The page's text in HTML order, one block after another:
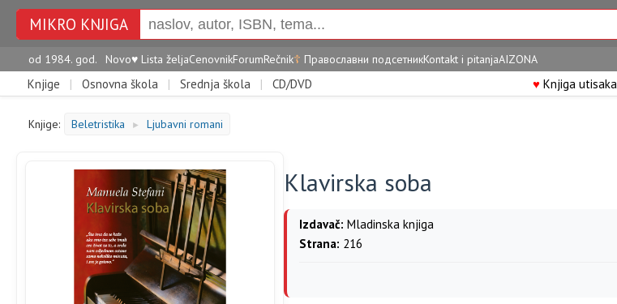
MIKRO KNJIGA
od 1984. god. Novo♥ Lista željaCenovnikForumRečnik☦ Православни подсетникKontakt i pitanjaAIZONA
Knjige | Osnovna škola | Srednja škola | CD/DVD ♥Knjiga utisaka
Knjige: Beletristika ► Ljubavni romani
Klavirska soba
Izdavač: Mladinska knjiga
Strana: 216